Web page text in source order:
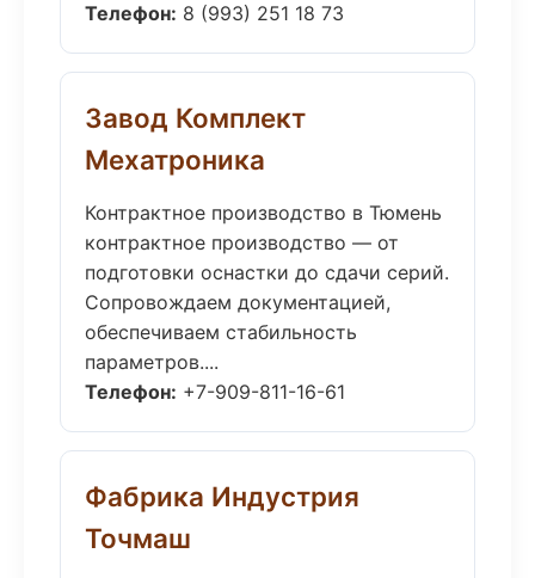
Телефон: 8 (993) 251 18 73
Завод Комплект
Мехатроника
Контрактное производство в Тюмень
контрактное производство — от
подготовки оснастки до сдачи серий.
Сопровождаем документацией,
обеспечиваем стабильность
параметров....
Телефон: +7-909-811-16-61
Фабрика Индустрия
Точмаш